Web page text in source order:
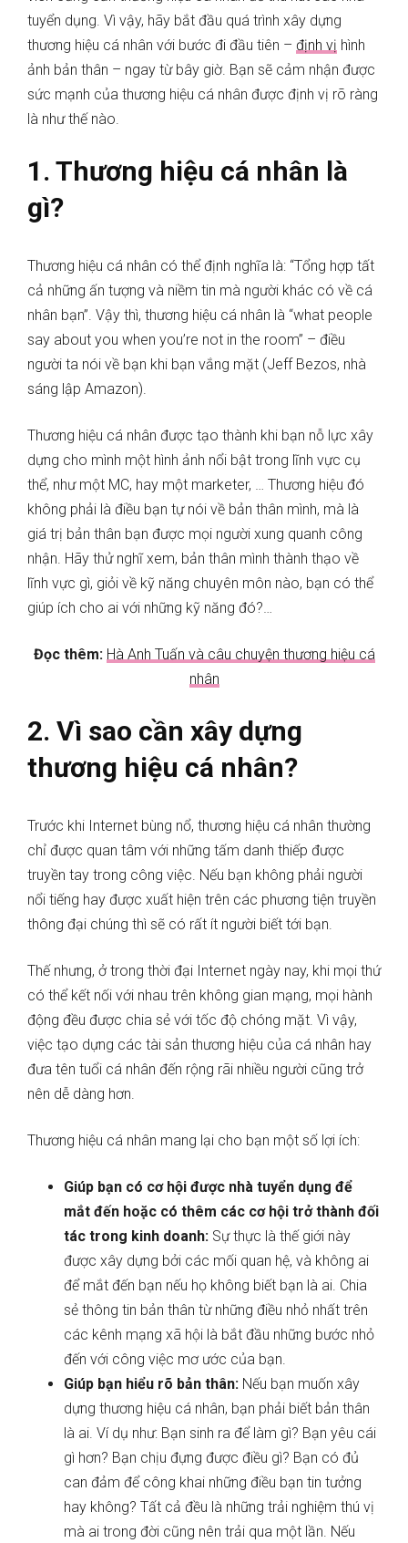
tuyển dụng. Vì vậy, hãy bắt đầu quá trình xây dựng
thương hiệu cá nhân với bước đi đầu tiên – định vị hình
ảnh bản thân – ngay từ bây giờ. Bạn sẽ cảm nhận được
sức mạnh của thương hiệu cá nhân được định vị rõ ràng
là như thế nào.
1. Thương hiệu cá nhân là
gì?
Thương hiệu cá nhân có thể định nghĩa là: “Tổng hợp tất
cả những ấn tượng và niềm tin mà người khác có về cá
nhân bạn”. Vậy thì, thương hiệu cá nhân là “what people
say about you when you’re not in the room” – điều
người ta nói về bạn khi bạn vắng mặt (Jeff Bezos, nhà
sáng lập Amazon).
Thương hiệu cá nhân được tạo thành khi bạn nỗ lực xây
dựng cho mình một hình ảnh nổi bật trong lĩnh vực cụ
thể, như một MC, hay một marketer, … Thương hiệu đó
không phải là điều bạn tự nói về bản thân mình, mà là
giá trị bản thân bạn được mọi người xung quanh công
nhận. Hãy thử nghĩ xem, bản thân mình thành thạo về
lĩnh vực gì, giỏi về kỹ năng chuyên môn nào, bạn có thể
giúp ích cho ai với những kỹ năng đó?…
Đọc thêm: Hà Anh Tuấn và câu chuyện thương hiệu cá
nhân
2. Vì sao cần xây dựng
thương hiệu cá nhân?
Trước khi Internet bùng nổ, thương hiệu cá nhân thường
chỉ được quan tâm với những tấm danh thiếp được
truyền tay trong công việc. Nếu bạn không phải người
nổi tiếng hay được xuất hiện trên các phương tiện truyền
thông đại chúng thì sẽ có rất ít người biết tới bạn.
Thế nhưng, ở trong thời đại Internet ngày nay, khi mọi thứ
có thể kết nối với nhau trên không gian mạng, mọi hành
động đều được chia sẻ với tốc độ chóng mặt. Vì vậy,
việc tạo dựng các tài sản thương hiệu của cá nhân hay
đưa tên tuổi cá nhân đến rộng rãi nhiều người cũng trở
nên dễ dàng hơn.
Thương hiệu cá nhân mang lại cho bạn một số lợi ích:
Giúp bạn có cơ hội được nhà tuyển dụng để
mắt đến hoặc có thêm các cơ hội trở thành đối
tác trong kinh doanh: Sự thực là thế giới này
được xây dựng bởi các mối quan hệ, và không ai
để mắt đến bạn nếu họ không biết bạn là ai. Chia
sẻ thông tin bản thân từ những điều nhỏ nhất trên
các kênh mạng xã hội là bắt đầu những bước nhỏ
đến với công việc mơ ước của bạn.
Giúp bạn hiểu rõ bản thân: Nếu bạn muốn xây
dựng thương hiệu cá nhân, bạn phải biết bản thân
là ai. Ví dụ như: Bạn sinh ra để làm gì? Bạn yêu cái
gì hơn? Bạn chịu đựng được điều gì? Bạn có đủ
can đảm để công khai những điều bạn tin tưởng
hay không? Tất cả đều là những trải nghiệm thú vị
mà ai trong đời cũng nên trải qua một lần. Nếu